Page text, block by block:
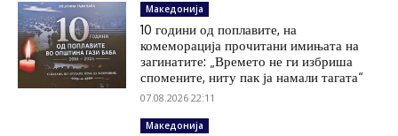
Македонија
10 години од поплавите, на
комеморација прочитани имињата на
загинатите: „Времето не ги избриша
спомените, ниту пак ја намали тагата“
07.08.2026 22:11
Македонија